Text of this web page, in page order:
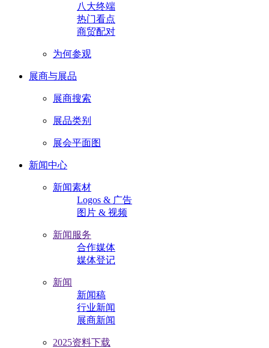
八大终端
热门看点
商贸配对
为何参观
展商与展品
展商搜索
展品类别
展会平面图
新闻中心
新闻素材
Logos & 广告
图片 & 视频
新闻服务
合作媒体
媒体登记
新闻
新闻稿
行业新闻
展商新闻
2025资料下载